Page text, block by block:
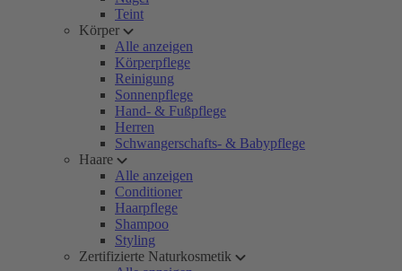
Teint
Körper
Alle anzeigen
Körperpflege
Reinigung
Sonnenpflege
Hand- & Fußpflege
Herren
Schwangerschafts- & Babypflege
Haare
Alle anzeigen
Conditioner
Haarpflege
Shampoo
Styling
Zertifizierte Naturkosmetik